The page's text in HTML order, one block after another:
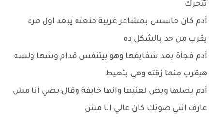
تتحرك
أدم كان حاسس بمشاعر غريبة منعته يبعد اول مره
يقرب من حد بالشكل ده
أدم فجأة بعد شفايفها وهو بيتنفس قدام وشها ولسه
هيقرب منها زقته وهي بتعيط
أدم بصلها وبص لعنيها وانها خايفة وقال:بصي انا مش
عارف انتي صوتك كان عالي انا مش